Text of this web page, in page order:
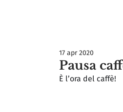
Pausa
17 apr 2020
È l’ora del caffè!